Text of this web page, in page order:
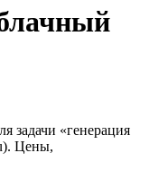
задачи «генерация
Цены,